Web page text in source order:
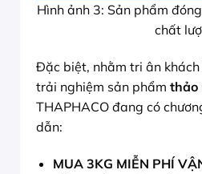
Hình ảnh 3: Sản phẩm
chất
Đặc biệt, nhằm tri ân
trải nghiệm sản phẩm thảo
THAPHACO đang có
dẫn:
MUA 3KG MIỄN PHÍ